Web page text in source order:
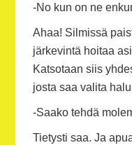
-No kun on ne
Ahaa! Silmissä
järkevintä hoitaa
Katsotaan siis
josta saa valita
-Saako tehdä
Tietysti saa. Ja